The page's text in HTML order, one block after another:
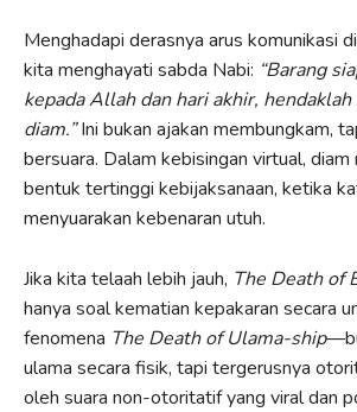
Menghadapi derasnya arus komunikasi
kita menghayati sabda Nabi: “Barang
kepada Allah dan hari akhir,
diam.”Ini bukan ajakan membungkam,
bersuara. Dalam kebisingan virtual, diam
bentuk tertinggi kebijaksanaan, ketika
menyuarakan kebenaran utuh.
Jika kita telaah lebih jauh, The Death of
hanya soal kematian kepakaran secara
fenomena The Death of Ulama-ship
ulama secara fisik, tapi tergerusnya
oleh suara non-otoritatif yang viral dan